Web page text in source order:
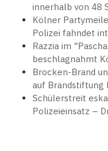
innerhalb von 48
Kölner
Polizei fahndet
Razzia im
beschlagnahmt
Brocken-Brand
auf Brandstiftung
Schülerstreit
Polizeieinsatz –